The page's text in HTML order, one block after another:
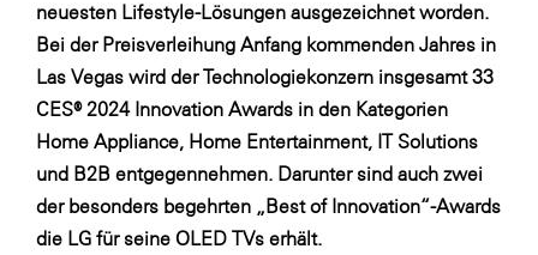
JELD-WEN DANA
kosaplaner
LAT Nitrogen
Libro
Lidl Österreich
Die Menü-Manufaktur
neuesten Lifestyle-Lösungen ausgezeichnet worden.
Bei der Preisverleihung Anfang kommenden Jahres in
Las Vegas wird der Technologiekonzern insgesamt 33
CES® 2024 Innovation Awards in den Kategorien
Home Appliance, Home Entertainment, IT Solutions
und B2B entgegennehmen. Darunter sind auch zwei
der besonders begehrten „Best of Innovation“-Awards
die LG für seine OLED TVs erhält.